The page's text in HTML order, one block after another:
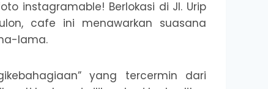
instagramable! Berlokasi di Jl. Urip
cafe ini menawarkan suasana
lama.
yang tercermin dari